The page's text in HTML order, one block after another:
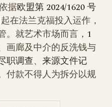
据欧盟第 2024/1620 号
起在法兰克福投入运作，
。就艺术市场而言， 1
画廊及中介的反洗钱与
职调查、 来源文件记
付款不得人为拆分以规